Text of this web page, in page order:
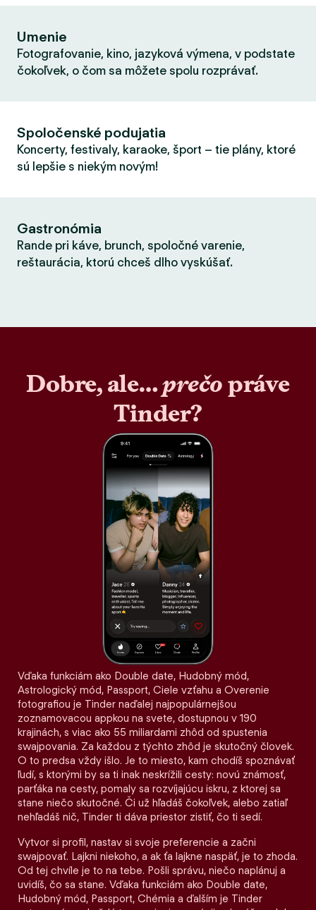
Umenie
Fotografovanie, kino, jazyková výmena, v podstate
čokoľvek, o čom sa môžete spolu rozprávať.
Spoločenské podujatia
Koncerty, festivaly, karaoke, šport – tie plány, ktoré
sú lepšie s niekým novým!
Gastronómia
Rande pri káve, brunch, spoločné varenie,
reštaurácia, ktorú chceš dlho vyskúšať.
Dobre, ale…prečopráve
Tinder?
Vďaka funkciám ako Double date, Hudobný mód,
Astrologický mód, Passport, Ciele vzťahu a Overenie
fotografiou je Tinder naďalej najpopulárnejšou
zoznamovacou appkou na svete, dostupnou v 190
krajinách, s viac ako 55 miliardami zhôd od spustenia
swajpovania. Za každou z týchto zhôd je skutočný človek.
O to predsa vždy išlo. Je to miesto, kam chodíš spoznávať
ľudí, s ktorými by sa ti inak neskrížili cesty: novú známosť,
parťáka na cesty, pomaly sa rozvíjajúcu iskru, z ktorej sa
stane niečo skutočné. Či už hľadáš čokoľvek, alebo zatiaľ
nehľadáš nič, Tinder ti dáva priestor zistiť, čo ti sedí.
Vytvor si profil, nastav si svoje preferencie a začni
swajpovať. Lajkni niekoho, a ak ťa lajkne naspäť, je to zhoda.
Od tej chvíle je to na tebe. Pošli správu, niečo naplánuj a
uvidíš, čo sa stane. Vďaka funkciám ako Double date,
Hudobný mód, Passport, Chémia a ďalším je Tinder